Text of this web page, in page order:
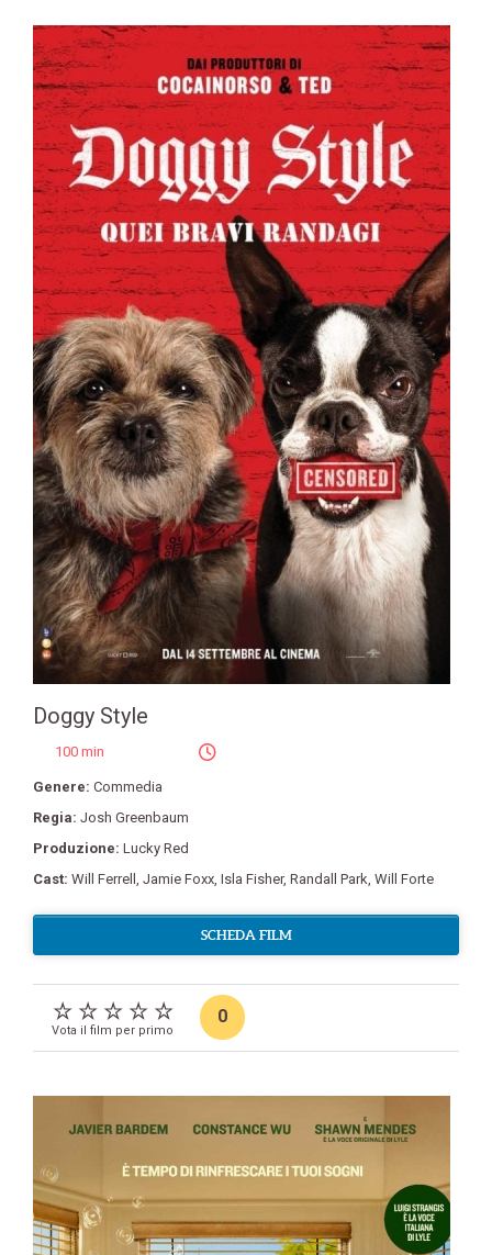
Doggy Style
100 min
Genere: Commedia
Regia: Josh Greenbaum
Produzione: Lucky Red
Cast: Will Ferrell Jamie Foxx Isla Fisher, Randall Park Will Forte
SCHEDA FILM
Vota il film per primo
0